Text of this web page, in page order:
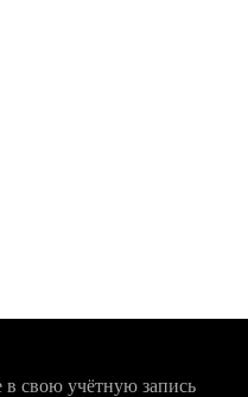
свою учётную запись